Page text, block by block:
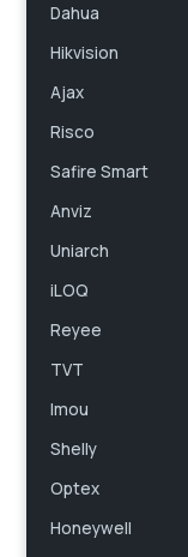
Dahua
Hikvision
Ajax
Risco
Safire Smart
Anviz
Uniarch
iLOQ
Reyee
TVT
Imou
Shelly
Optex
Honeywell